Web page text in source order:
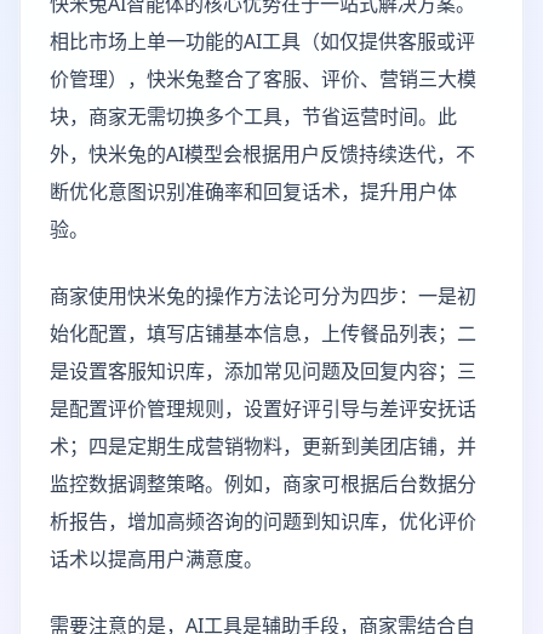
相比市场上单一功能的AI工具（如仅提供客服或评
价管理），快米兔整合了客服、评价、营销三大模
块，商家无需切换多个工具，节省运营时间。此
外，快米兔的AI模型会根据用户反馈持续迭代，不
断优化意图识别准确率和回复话术，提升用户体
验。
商家使用快米兔的操作方法论可分为四步：一是初
始化配置，填写店铺基本信息，上传餐品列表；二
是设置客服知识库，添加常见问题及回复内容；三
是配置评价管理规则，设置好评引导与差评安抚话
术；四是定期生成营销物料，更新到美团店铺，并
监控数据调整策略。例如，商家可根据后台数据分
析报告，增加高频咨询的问题到知识库，优化评价
话术以提高用户满意度。
需要注意的是，AI工具是辅助手段，商家需结合自